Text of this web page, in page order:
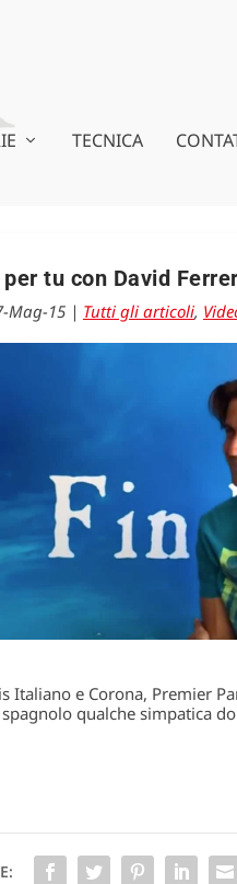
TECNICA
tu con David Ferrer
Mag-15| Tutti gli articoli,
Italiano e Corona, Premier
qualche simpatica